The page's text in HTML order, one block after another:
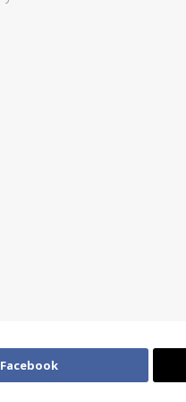
Facebook